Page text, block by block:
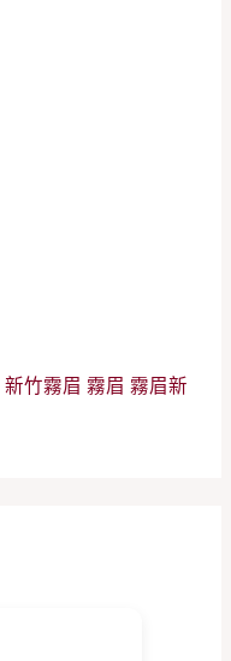
新竹霧眉 霧眉 霧眉新